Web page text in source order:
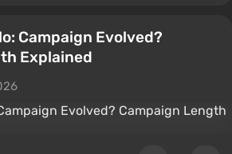
Campaign Evolved?
Explained